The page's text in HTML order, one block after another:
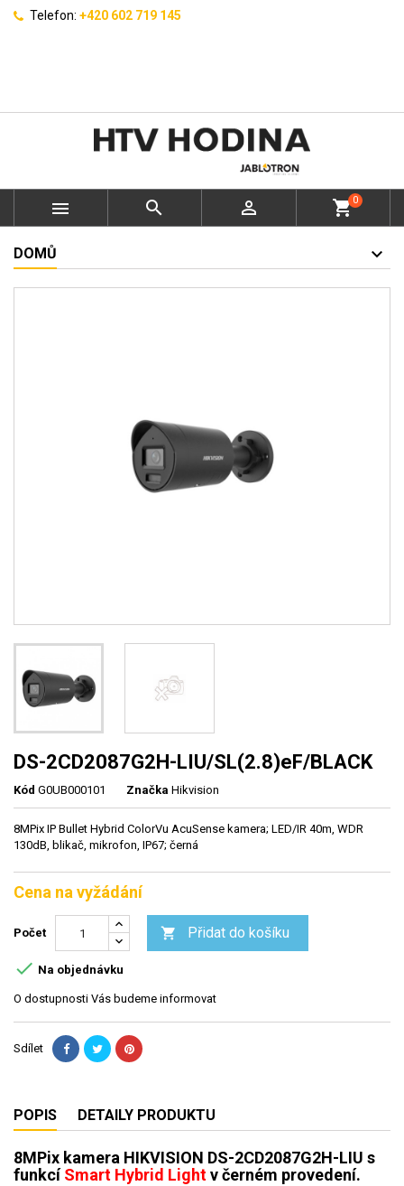
Telefon: +420 602 719 145
   shopping_cart0
DOMŮ
DS-2CD2087G2H-LIU/SL(2.8)eF/BLACK
Kód G0UB000101 Značka Hikvision
8MPix IP Bullet Hybrid ColorVu AcuSense kamera; LED/IR 40m, WDR
130dB, blikač, mikrofon, IP67; černá
Cena na vyžádání
Počet  Přidat do košíku
 Na objednávku
O dostupnosti Vás budeme informovat
Sdílet
POPIS DETAILY PRODUKTU
8MPix kamera HIKVISION DS-2CD2087G2H-LIU s
funkcíSmart Hybrid Lightvčerném provedení.